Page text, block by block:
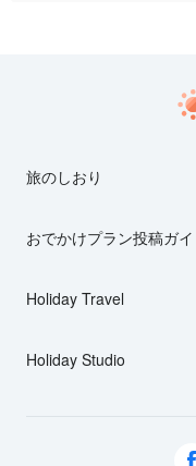
旅のしおり
おでかけプラン投稿ガ
Holiday Travel
Holiday Studio